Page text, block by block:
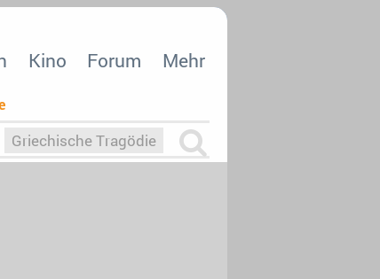
Kino Forum Mehr
Griechische Tragödie